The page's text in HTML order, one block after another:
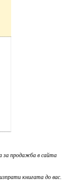
за продажба в сайта
книгата до вас.